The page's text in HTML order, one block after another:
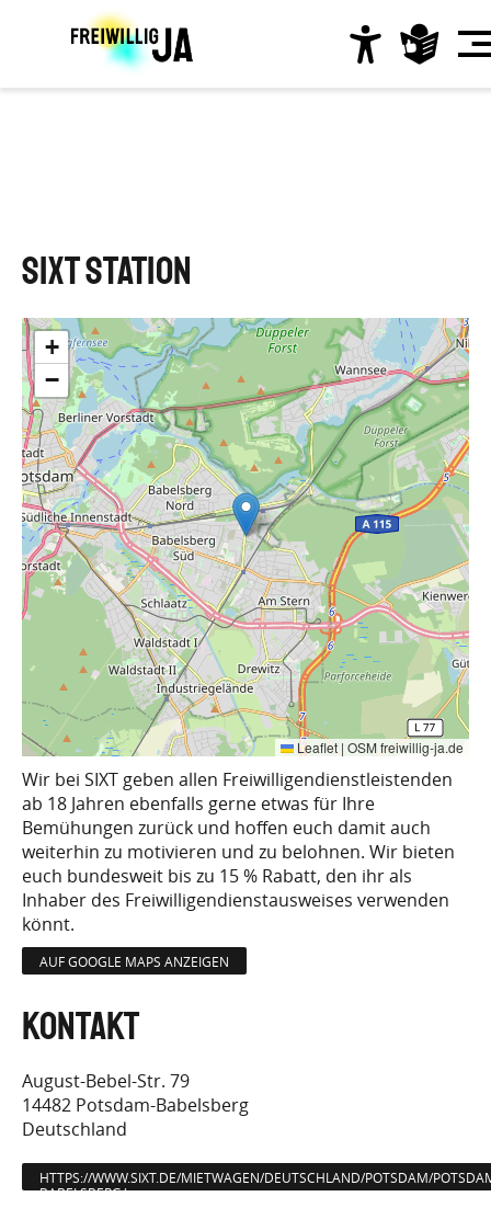
SIXT Station
+
−
Leaflet | OSM freiwillig-ja.de
Wir bei SIXT geben allen Freiwilligendienstleistenden
ab 18 Jahren ebenfalls gerne etwas für Ihre
Bemühungen zurück und hoffen euch damit auch
weiterhin zu motivieren und zu belohnen. Wir bieten
euch bundesweit bis zu 15 % Rabatt, den ihr als
Inhaber des Freiwilligendienstausweises verwenden
könnt.
AUF GOOGLE MAPS ANZEIGEN
August-Bebel-Str. 79
14482 Potsdam-Babelsberg
Deutschland
HTTPS://WWW.SIXT.DE/MIETWAGEN/DEUTSCHLAND/POTSDAM/
BABELSBERG/